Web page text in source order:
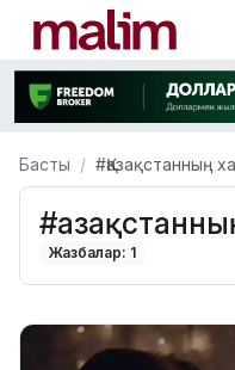
Басты #Қазақстанның
Жазбалар: 1